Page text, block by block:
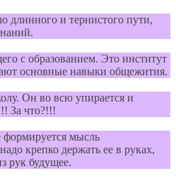
длинного и тернистого пути,
с образованием. Это институт
основные навыки общежития.
Он во всю упирается и
За что?!!!
формируется мысль
крепко держать ее в руках,
рук будущее.